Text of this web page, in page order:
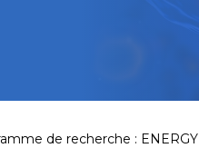
de recherche : ENERGY